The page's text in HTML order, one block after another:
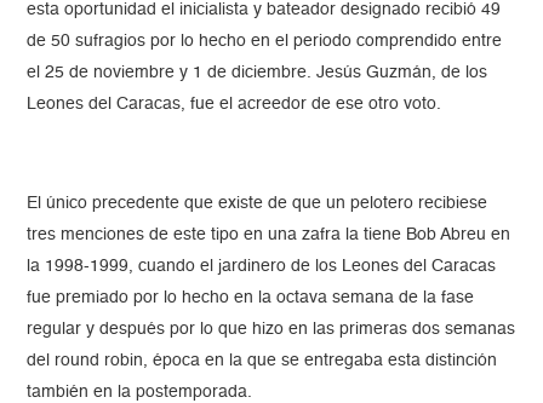
esta oportunidad el inicialista y bateador designado recibió 49
de 50 sufragios por lo hecho en el periodo comprendido entre
el 25 de noviembre y 1 de diciembre. Jesús Guzmán, de los
Leones del Caracas, fue el acreedor de ese otro voto.
El único precedente que existe de que un pelotero recibiese
tres menciones de este tipo en una zafra la tiene Bob Abreu en
la 1998-1999, cuando el jardinero de los Leones del Caracas
fue premiado por lo hecho en la octava semana de la fase
regular y después por lo que hizo en las primeras dos semanas
del round robin, época en la que se entregaba esta distinción
también en la postemporada.